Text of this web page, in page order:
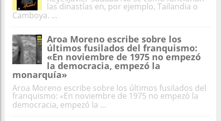
las dinastías en, por ejemplo, Tailandia o
Camboya. ...
Aroa Moreno escribe sobre los
últimos fusilados del franquismo:
«En noviembre de 1975 no empezó
la democracia, empezó la
monarquía»
Aroa Moreno escribe sobre los últimos fusilados del
franquismo: «En noviembre de 1975 no empezó la
democracia, empezó la ...